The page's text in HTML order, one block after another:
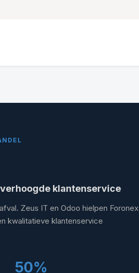
klantenservice
Zeus IT en Odoo hielpen Foronex
kwalitatieve klantenservice
50%